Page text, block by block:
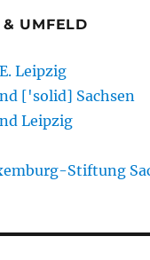
UMFELD
Leipzig
['solid] Sachsen
Leipzig
Stiftung